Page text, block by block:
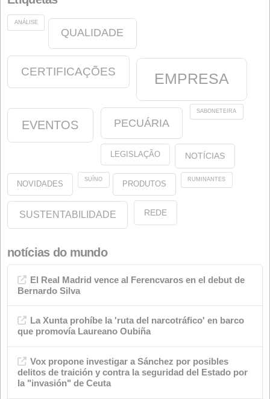
Indústria química
Começar
Nutrição Animal
oleínas
Sobre nós
Jurídico
Nosso Compromisso com o Meio Ambiente
Nosso Compromisso com a Qualidade
Sobre o site
Categorias
Anúncios
Qualidade